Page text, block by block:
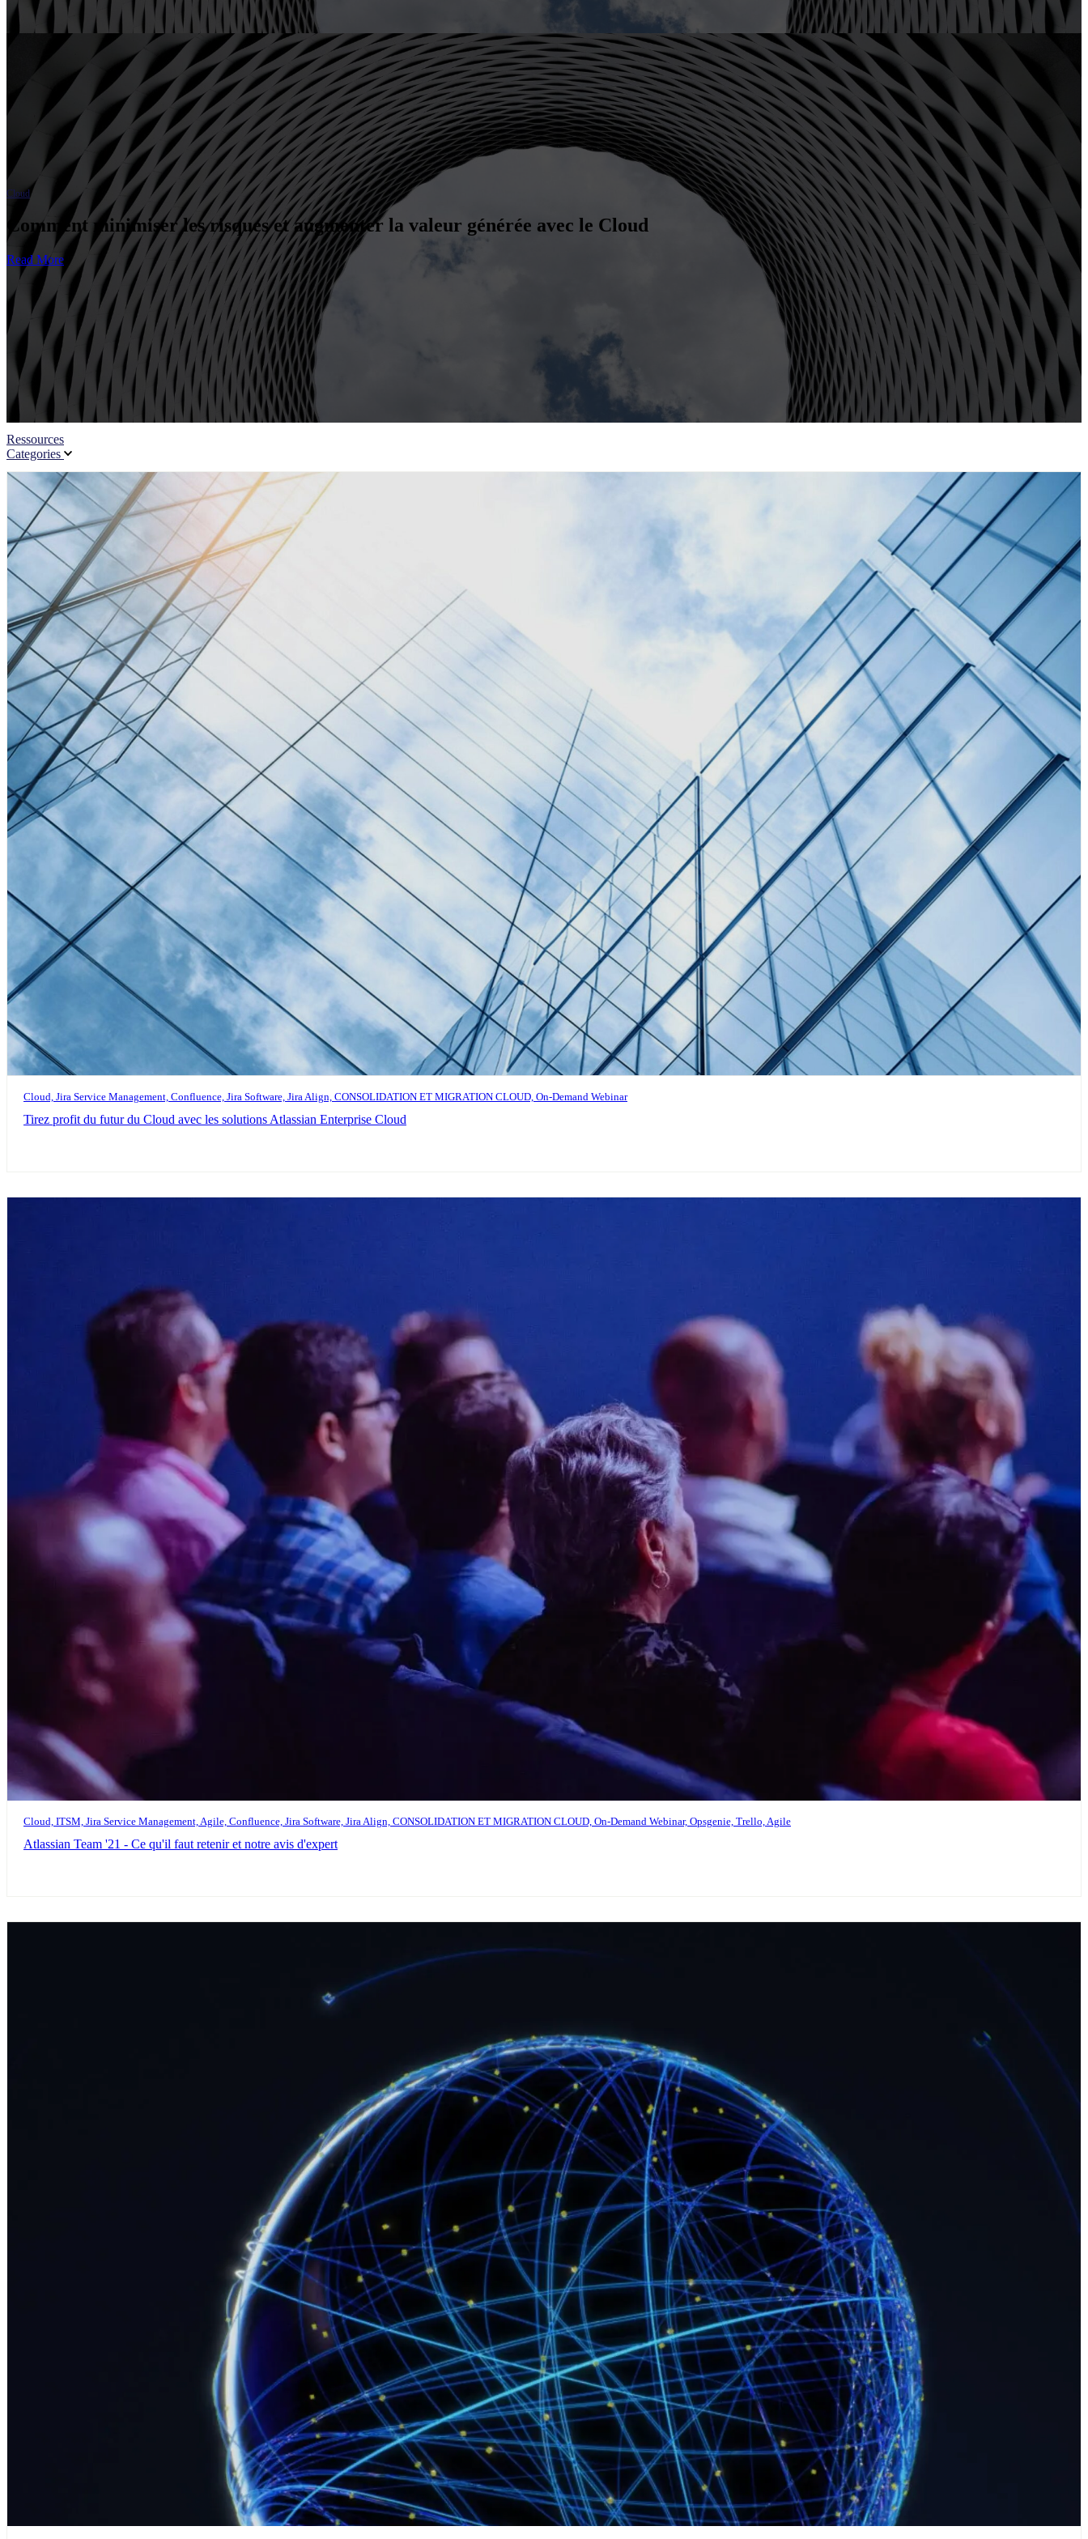
Partenaires
Actualités
Cloud
Comment minimiser les risques et augmenter la valeur générée avec le Cloud
Read More
Ressources
Categories
Cloud, Jira Service Management, Confluence, Jira Software, Jira Align, CONSOLIDATION ET MIGRATION CLOUD, On-Demand Webinar
Tirez profit du futur du Cloud avec les solutions Atlassian Enterprise Cloud
Cloud, ITSM, Jira Service Management, Agile, Confluence, Jira Software, Jira Align, CONSOLIDATION ET MIGRATION CLOUD, On-Demand Webinar, Opsgenie, Trello, Agile
Atlassian Team '21 - Ce qu'il faut retenir et notre avis d'expert